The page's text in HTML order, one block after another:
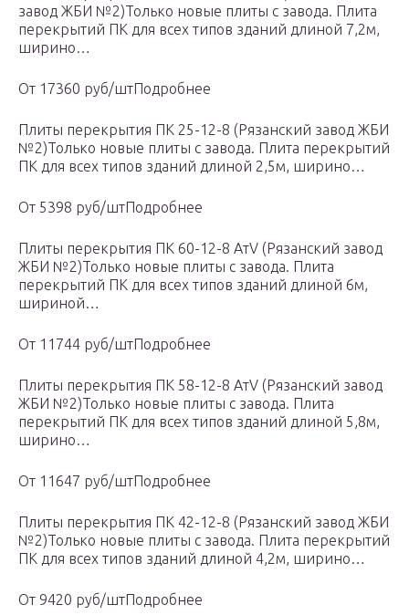
завод ЖБИ №2)Только новые плиты с завода. Плита
перекрытий ПК для всех типов зданий длиной 7,2м,
ширино…
От 17360 руб/штПодробнее
Плиты перекрытия ПК 25-12-8 (Рязанский завод ЖБИ
№2)Только новые плиты с завода. Плита перекрытий
ПК для всех типов зданий длиной 2,5м, ширино…
От 5398 руб/штПодробнее
Плиты перекрытия ПК 60-12-8 АтV (Рязанский завод
ЖБИ №2)Только новые плиты с завода. Плита
перекрытий ПК для всех типов зданий длиной 6м,
шириной…
От 11744 руб/штПодробнее
Плиты перекрытия ПК 58-12-8 AтV (Рязанский завод
ЖБИ №2)Только новые плиты с завода. Плита
перекрытий ПК для всех типов зданий длиной 5,8м,
ширино…
От 11647 руб/штПодробнее
Плиты перекрытия ПК 42-12-8 (Рязанский завод ЖБИ
№2)Только новые плиты с завода. Плита перекрытий
ПК для всех типов зданий длиной 4,2м, ширино…
От 9420 руб/штПодробнее